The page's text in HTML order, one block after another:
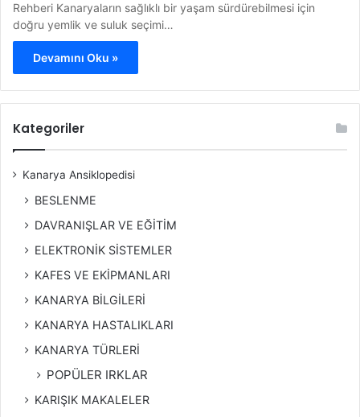
Rehberi Kanaryaların sağlıklı bir yaşam sürdürebilmesi için
doğru yemlik ve suluk seçimi…
Devamını Oku »
Kategoriler
Kanarya Ansiklopedisi
BESLENME
DAVRANIŞLAR VE EĞİTİM
ELEKTRONİK SİSTEMLER
KAFES VE EKİPMANLARI
KANARYA BİLGİLERİ
KANARYA HASTALIKLARI
KANARYA TÜRLERİ
POPÜLER IRKLAR
KARIŞIK MAKALELER